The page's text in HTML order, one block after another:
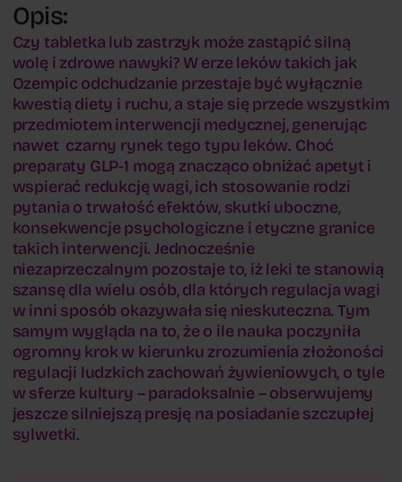
Opis:
Czy tabletka lub zastrzyk może zastąpić silną
wolę i zdrowe nawyki? W erze leków takich jak
Ozempic odchudzanie przestaje być wyłącznie
kwestią diety i ruchu, a staje się przede wszystkim
przedmiotem interwencji medycznej, generując
nawet czarny rynek tego typu leków. Choć
preparaty GLP-1 mogą znacząco obniżać apetyt i
wspierać redukcję wagi, ich stosowanie rodzi
pytania o trwałość efektów, skutki uboczne,
konsekwencje psychologiczne i etyczne granice
takich interwencji. Jednocześnie
niezaprzeczalnym pozostaje to, iż leki te stanowią
szansę dla wielu osób, dla których regulacja wagi
w inni sposób okazywała się nieskuteczna. Tym
samym wygląda na to, że o ile nauka poczyniła
ogromny krok w kierunku zrozumienia złożoności
regulacji ludzkich zachowań żywieniowych, o tyle
w sferze kultury – paradoksalnie – obserwujemy
jeszcze silniejszą presję na posiadanie szczupłej
sylwetki.